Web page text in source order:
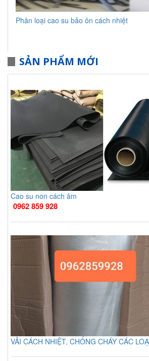
Phân loại cao su bảo ôn cách nhiệt
SẢN PHẨM MỚI
Cao su non cách âm
0962 859 928
VẢI CÁCH NHIỆT, CHỐNG CHÁY CÁC